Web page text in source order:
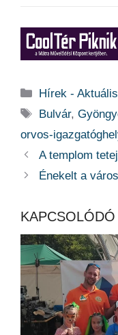
Kategória
Hírek - Aktuális
Címkék
Bulvár,
orvos-
A templom
Énekelt a város